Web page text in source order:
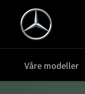
Våre modeller